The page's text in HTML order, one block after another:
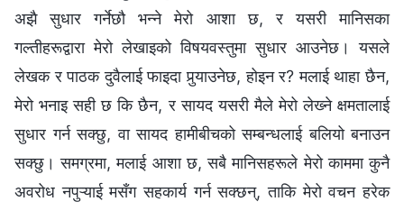
अझै सुधार गर्नेछौ भन्‍ने मेरो आशा छ, र यसरी मानिसका
गल्तीहरूद्वारा मेरो लेखाइको विषयवस्तुमा सुधार आउनेछ। यसले
लेखक र पाठक दुवैलाई फाइदा पुर्‍याउनेछ, होइन र? मलाई थाहा छैन,
मेरो भनाइ सही छ कि छैन, र सायद यसरी मैले मेरो लेख्‍ने क्षमतालाई
सुधार गर्न सक्छु, वा सायद हामीबीचको सम्‍बन्धलाई बलियो बनाउन
सक्छु। समग्रमा, मलाई आशा छ, सबै मानिसहरूले मेरो काममा कुनै
अवरोध नपुऱ्याई मसँग सहकार्य गर्न सक्छन्, ताकि मेरो वचन हरेक